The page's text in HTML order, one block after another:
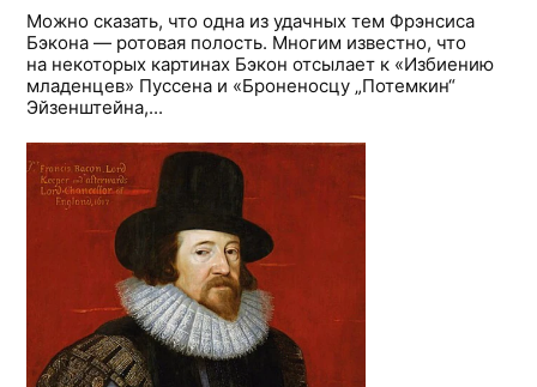
Можно сказать, что одна из удачных тем Фрэнсиса
Бэкона — ротовая полость. Многим известно, что
на некоторых картинах Бэкон отсылает к «Избиению
младенцев» Пуссена и «Броненосцу „Потемкин“
Эйзенштейна,...